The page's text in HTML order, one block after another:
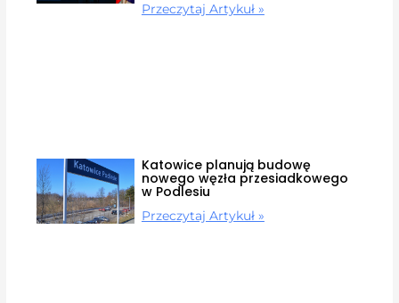
Przeczytaj Artykuł »
Katowice planują budowę
nowego węzła przesiadkowego
w Podlesiu
Przeczytaj Artykuł »